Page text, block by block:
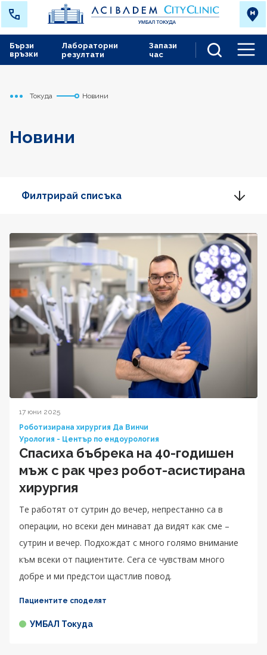
Лабораторни
резултати
Запази
час
Бързи
връзки
Начало
Токуда Новини
Новини
Филтрирай списъка
17 юни 2025
Роботизирана хирургия Да Винчи
Урология - Център по ендоурология
Спасиха бъбрека на 40-годишен
мъж с рак чрез робот-асистирана
хирургия
Те работят от сутрин до вечер, непрестанно са в
операции, но всеки ден минават да видят как сме –
сутрин и вечер. Подхождат с много голямо внимание
към всеки от пациентите. Сега се чувствам много
добре и ми предстои щастлив повод.
Пациентите споделят
УМБАЛ Токуда